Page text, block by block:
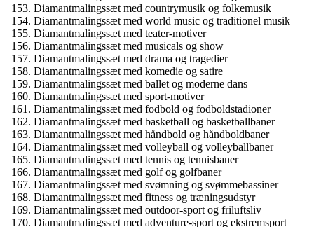
Diamantmalingssæt med countrymusik og folkemusik
Diamantmalingssæt med world music og traditionel musik
Diamantmalingssæt med teater-motiver
Diamantmalingssæt med musicals og show
Diamantmalingssæt med drama og tragedier
Diamantmalingssæt med komedie og satire
Diamantmalingssæt med ballet og moderne dans
Diamantmalingssæt med sport-motiver
Diamantmalingssæt med fodbold og fodboldstadioner
Diamantmalingssæt med basketball og basketballbaner
Diamantmalingssæt med håndbold og håndboldbaner
Diamantmalingssæt med volleyball og volleyballbaner
Diamantmalingssæt med tennis og tennisbaner
Diamantmalingssæt med golf og golfbaner
Diamantmalingssæt med svømning og svømmebassiner
Diamantmalingssæt med fitness og træningsudstyr
Diamantmalingssæt med outdoor-sport og friluftsliv
Diamantmalingssæt med adventure-sport og ekstremsport